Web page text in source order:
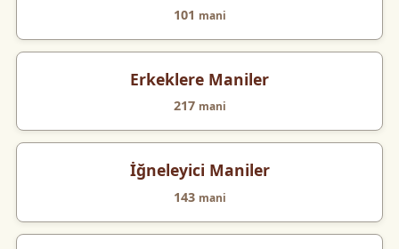
101 mani
Erkeklere Maniler
217 mani
İğneleyici Maniler
143 mani